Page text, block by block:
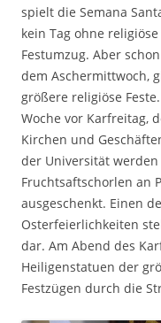
spielt die Semana
kein Tag ohne
Festumzug. Aber
dem Aschermittwoch,
größere religiöse
Woche vor Karfreitag,
Kirchen und
der Universität
Fruchtsaftschorlen an
ausgeschenkt. Einen
Osterfeierlichkeiten
dar. Am Abend des
Heiligenstatuen der
Festzügen durch die